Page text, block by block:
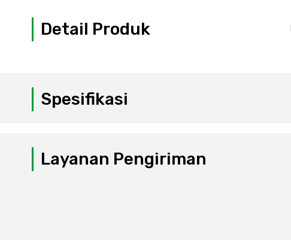
Detail Produk
Spesifikasi
Layanan Pengiriman